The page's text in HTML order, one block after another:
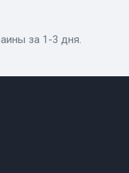
за 1-3 дня.